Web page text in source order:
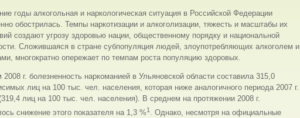
годы алкогольная и наркологическая ситуация в Российской Федерации
обострилась. Темпы наркотизации и алкоголизации, тяжесть и масштабы их
создают угрозу здоровью нации, общественному порядку и национальной
Сложившаяся в стране субпопуляция людей, злоупотребляющих алкоголем и
многократно опережает по темпам роста популяцию здоровых.
2008 г. болезненность наркоманией в Ульяновской области составила 315,0
лиц на 100 тыс. чел. населения, которая ниже аналогичного периода 2007 г.
лиц на 100 тыс. чел. населения). В среднем на протяжении 2008 г.
снижение этого показателя на 1,3 %1
. Однако, несмотря на официальные